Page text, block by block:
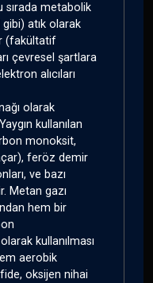
sırada metabolik
atık olarak
(fakültatif
çevresel şartlara
alıcıları
olarak
kullanılan
monoksit,
feröz demir
ve bazı
Metan gazı
hem bir
kullanılması
aerobik
oksijen nihai